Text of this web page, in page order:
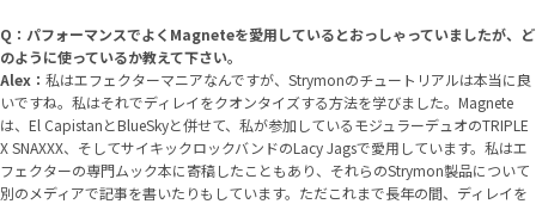
Q：パフォーマンスでよくMagneteを愛用しているとおっしゃっていましたが、ど
のように使っているか教えて下さい。
Alex： 私はエフェクターマニアなんですが、Strymonのチュートリアルは本当に良
いですね。私はそれでディレイをクオンタイズする方法を学びました。 Magnete
は、 El CapistanとBlueSkyと併せて、私が参加しているモジュラーデュオのTRIPLE
X SNAXXX、そしてサイキックロックバンドのLacy Jagsで愛用しています。私はエ
フェクターの専門ムック本に寄稿したこともあり、それらのStrymon製品について
別のメディアで記事を書いたりもしています。ただこれまで長年の間、ディレイを